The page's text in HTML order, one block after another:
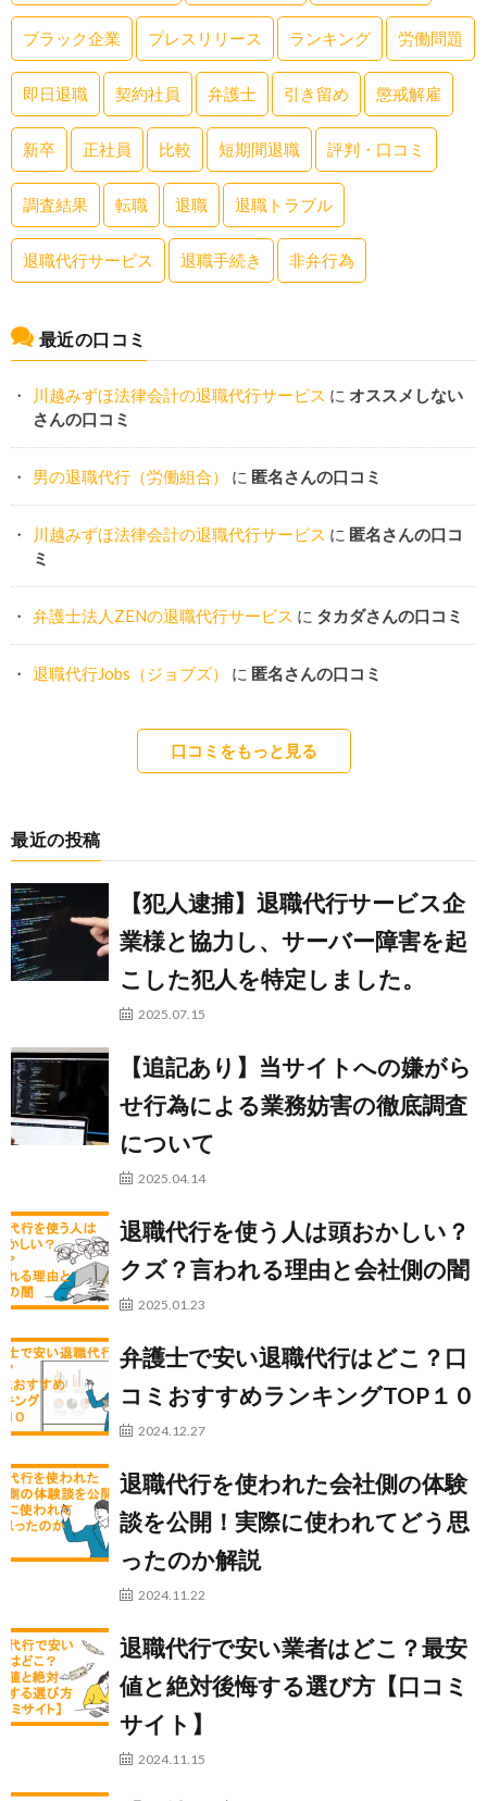
ブラック企業 プレスリリース ランキング 労働問題
即日退職 契約社員 弁護士 引き留め 懲戒解雇
新卒 正社員 比較 短期間退職 評判・口コミ
調査結果 転職 退職 退職トラブル
退職代行サービス 退職手続き 非弁行為
最近の口コミ
川越みずほ法律会計の退職代行サービス に オススメしない
さんの口コミ
男の退職代行（労働組合） に 匿名さんの口コミ
川越みずほ法律会計の退職代行サービス に 匿名さんの口コ
ミ
弁護士法人ZENの退職代行サービス に タカダさんの口コミ
退職代行Jobs（ジョブズ） に 匿名さんの口コミ
口コミをもっと見る
最近の投稿
【犯人逮捕】退職代行サービス企
業様と協力し、サーバー障害を起
こした犯人を特定しました。
2025.07.15
【追記あり】当サイトへの嫌がら
せ行為による業務妨害の徹底調査
について
2025.04.14
退職代行を使う人は頭おかしい？
クズ？言われる理由と会社側の闇
2025.01.23
弁護士で安い退職代行はどこ？口
コミおすすめランキングTOP１０
2024.12.27
退職代行を使われた会社側の体験
談を公開！実際に使われてどう思
ったのか解説
2024.11.22
退職代行で安い業者はどこ？最安
値と絶対後悔する選び方【口コミ
サイト】
2024.11.15